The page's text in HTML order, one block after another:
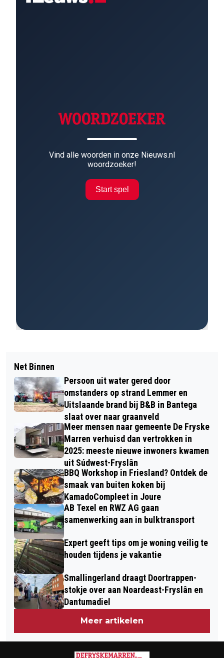
Net Binnen
Persoon uit water gered door
omstanders op strand Lemmer en
Uitslaande brand bij B&B in Bantega
slaat over naar graanveld
Meer mensen naar gemeente De Fryske
Marren verhuisd dan vertrokken in
2025: meeste nieuwe inwoners kwamen
uit Súdwest-Fryslân
BBQ Workshop in Friesland? Ontdek de
smaak van buiten koken bij
KamadoCompleet in Joure
AB Texel en RWZ AG gaan
samenwerking aan in bulktransport
Expert geeft tips om je woning veilig te
houden tijdens je vakantie
Smallingerland draagt Doortrappen-
stokje over aan Noardeast-Fryslân en
Dantumadiel
Meer artikelen